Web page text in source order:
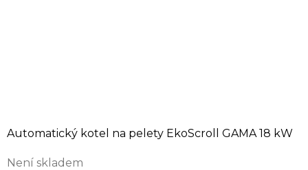
Automatický kotel na pelety EkoScroll GAMA 18 kW
Není skladem